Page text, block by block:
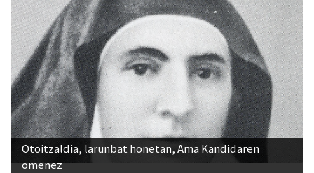
Otoitzaldia, larunbat honetan, Ama Kandidaren
omenez